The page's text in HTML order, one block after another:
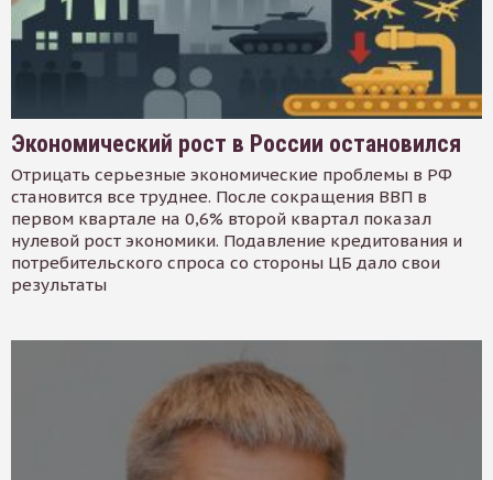
Экономический рост в России остановился
Отрицать серьезные экономические проблемы в РФ
становится все труднее. После сокращения ВВП в
первом квартале на 0,6% второй квартал показал
нулевой рост экономики. Подавление кредитования и
потребительского спроса со стороны ЦБ дало свои
результаты